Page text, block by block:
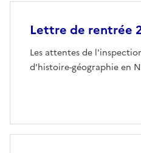
Lettre de rentrée
Les attentes de
d'histoire-géographie en